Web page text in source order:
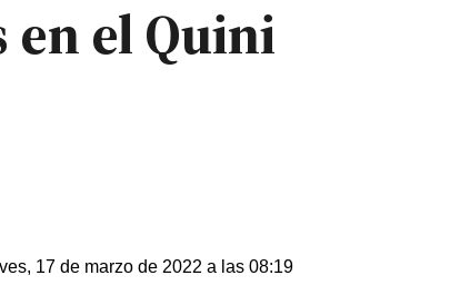
el Quini
17 de marzo de 2022 a las 08:19